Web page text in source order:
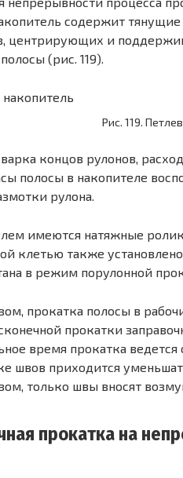
содержит
центрирующих и
(рис. 119).
Рис. 119.
концов рулонов,
полосы в накопителе
рулона.
имеются натяжные
клетью также
в режим порулонной
прокатка полосы в
прокатки
время прокатка
швов приходится
только швы вносят
прокатка на